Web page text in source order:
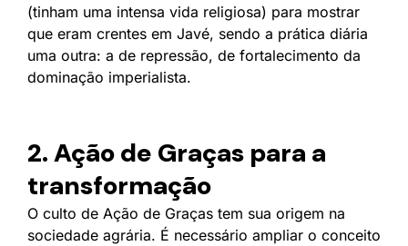
(tinham uma intensa vida religiosa) para mostrar
que eram crentes em Javé, sendo a prática diária
uma outra: a de repressão, de fortalecimento da
dominação imperialista.
2. Ação de Graças para a
transformação
O culto de Ação de Graças tem sua origem na
sociedade agrária. É necessário ampliar o conceito